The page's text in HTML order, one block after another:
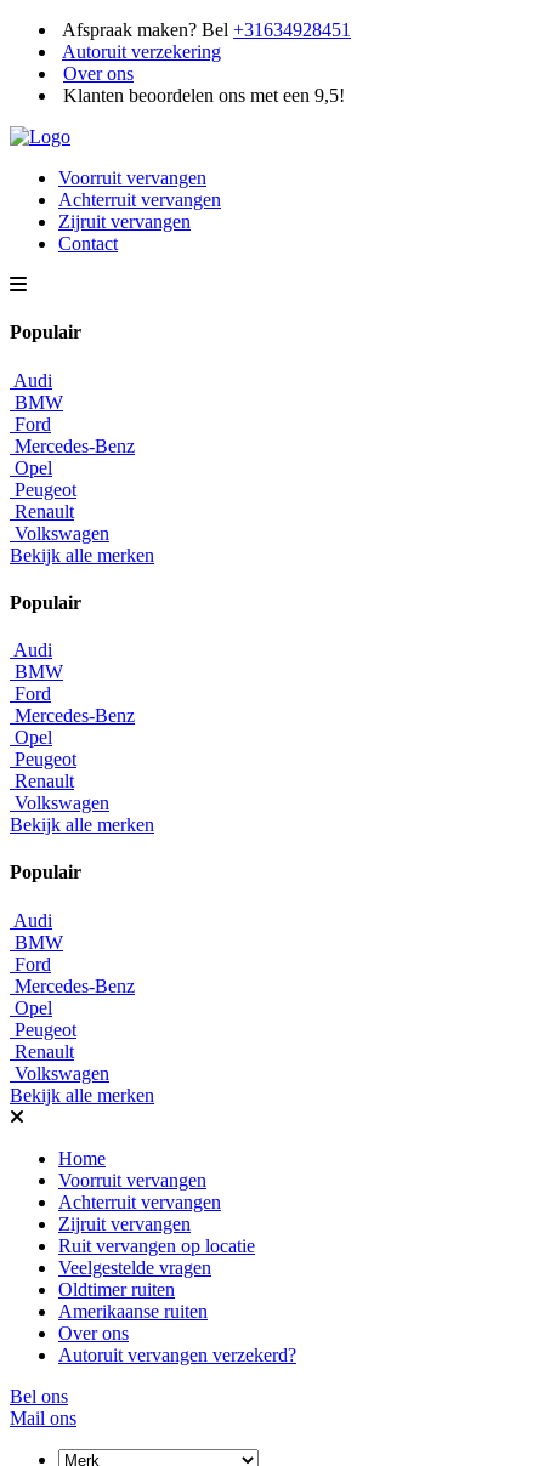
Afspraak maken? Bel +31634928451
Autoruit verzekering
Over ons
Klanten beoordelen ons met een 9,5!
Voorruit vervangen
Achterruit vervangen
Zijruit vervangen
Contact
Populair
Audi
BMW
Ford
Mercedes-Benz
Opel
Peugeot
Renault
Volkswagen
Bekijk alle merken
Populair
Audi
BMW
Ford
Mercedes-Benz
Opel
Peugeot
Renault
Volkswagen
Bekijk alle merken
Populair
Audi
BMW
Ford
Mercedes-Benz
Opel
Peugeot
Renault
Volkswagen
Bekijk alle merken
Home
Voorruit vervangen
Achterruit vervangen
Zijruit vervangen
Ruit vervangen op locatie
Veelgestelde vragen
Oldtimer ruiten
Amerikaanse ruiten
Over ons
Autoruit vervangen verzekerd?
Bel ons
Mail ons